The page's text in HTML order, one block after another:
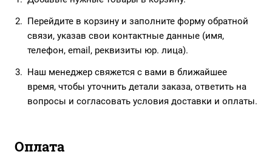
Перейдите в корзину и заполните форму обратной
связи, указав свои контактные данные (имя,
телефон, email, реквизиты юр. лица).
Наш менеджер свяжется с вами в ближайшее
время, чтобы уточнить детали заказа, ответить на
вопросы и согласовать условия доставки и оплаты.
Оплата